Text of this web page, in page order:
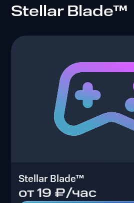
Stellar Blade™
Stellar Blade™
от 19 ₽/час